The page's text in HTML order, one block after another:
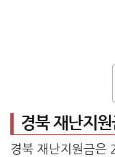
경북 재난지
경북 재난지원금은